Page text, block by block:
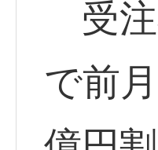
受注
で前